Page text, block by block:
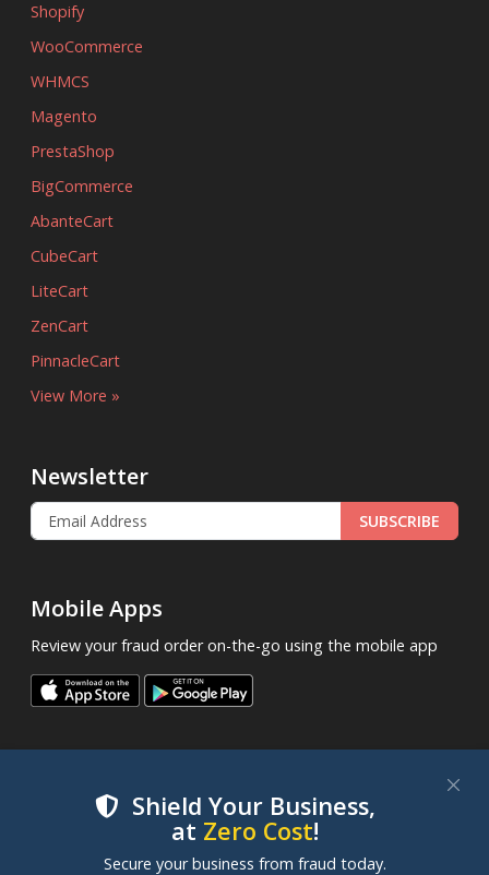
Shield Your Business,
at Zero Cost!
Secure your business from fraud today.
Shopify
WooCommerce
WHMCS
Magento
PrestaShop
BigCommerce
AbanteCart
CubeCart
LiteCart
ZenCart
PinnacleCart
View More »
Newsletter
SUBSCRIBE
Mobile Apps
Review your fraud order on-the-go using the mobile app
We use cookies to improve your experience on our